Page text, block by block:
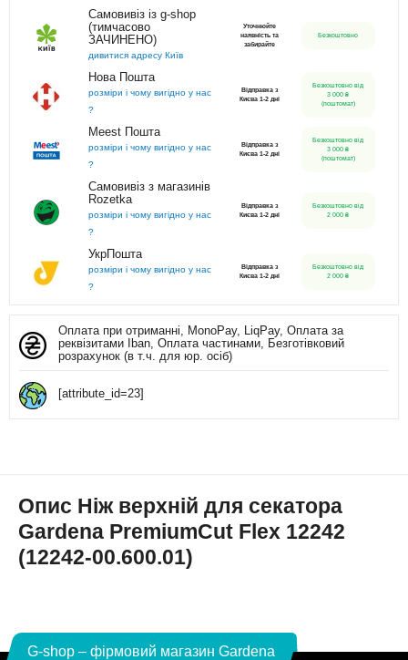
Самовивіз із g-shop
(тимчасово
ЗАЧИНЕНО)
дивитися адресу Київ
Уточнюйте
наявність та
забирайте
Безкоштовно
Нова Пошта
розміри і чому вигідно у нас
?
Відправка з
Києва 1-2 дні
Безкоштовно від
3 000 ₴
(поштомат)
Meest Пошта
розміри і чому вигідно у нас
?
Відправка з
Києва 1-2 дні
Безкоштовно від
3 000 ₴
(поштомат)
Самовивіз з магазинів
Rozetka
розміри і чому вигідно у нас
?
Відправка з
Києва 1-2 дні
Безкоштовно від
2 000 ₴
УкрПошта
розміри і чому вигідно у нас
?
Відправка з
Києва 1-2 дні
Безкоштовно від
2 000 ₴
Оплата при отриманні, MonoPay, LiqPay, Оплата за
реквізитами Iban, Оплата частинами, Безготівковий
розрахунок (в т.ч. для юр. осіб)
[attribute_id=23]
Опис Ніж верхній для секатора
Gardena PremiumCut Flex 12242
(12242-00.600.01)
G-shop – фірмовий магазин Gardena